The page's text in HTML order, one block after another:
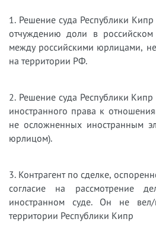
1. Решение суда Республики
отчуждению доли в
между российскими юрлицами,
на территории РФ.
2. Решение суда Республики
иностранного права к
не осложненных иностранным
юрлицом).
3. Контрагент по сделке,
согласие на рассмотрение
иностранном суде. Он не вел/
территории Республики Кипр